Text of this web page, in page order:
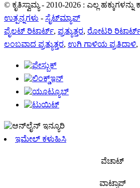
© ಕೃತಿಸ್ವಾಮ್ಯ - 2010-2026 : ಎಲ್ಲ
ಉತ್ಪನ್ನಗಳು - ಸೈಟ್‌ಮ್ಯಾಪ್
ಪೈಲಟ್ ರಿಟಾರ್ಟ್, ಪ್ರತ್ಯುತ್ತರ, ರೋಟರಿ
ಲಂಬವಾದ ಪ್ರತ್ಯುತ್ತರ, ಉಗಿ ಗಾಳಿಯ ಪ್ರತಿದಾಳಿ,
ಇಮೇಲ್ ಕಳುಹಿಸಿ
ವೆಚಾಟ್
ವಾಟ್ಸಾಪ್